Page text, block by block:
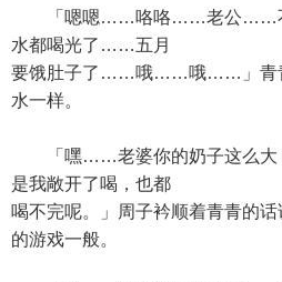
「嗯嗯……咯咯……老公……不
水都喝光了……五月
要饿肚子了……哦……哦……」青
水一样。
「嘿……老婆你的奶子这么大
是我敞开了喝，也都
喝不完呢。」周子衿顺着青青的
的游戏一般。